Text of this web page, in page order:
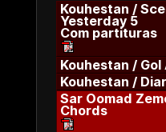
Kouhestan /
Yesterday 5
Com partituras
Kouhestan /
Kouhestan /
Sar Oomad
Chords